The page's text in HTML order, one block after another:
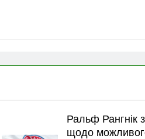
Ральф Рангнік
щодо